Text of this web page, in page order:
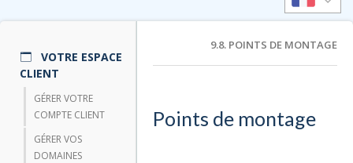
VOTRE ESPACE
CLIENT
GÉRER VOTRE
COMPTE CLIENT
GÉRER VOS
DOMAINES
9.8. POINTS DE MONTAGE
Points de montage